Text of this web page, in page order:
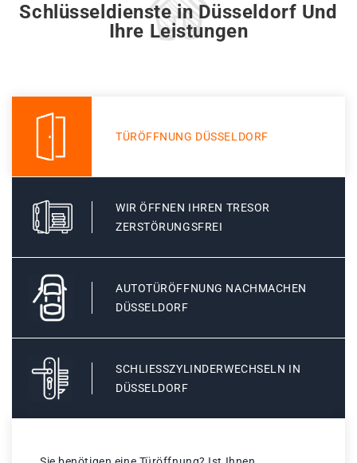
Schlüsseldienste in Düsseldorf Und
Ihre Leistungen
TÜRÖFFNUNG DÜSSELDORF
WIR ÖFFNEN IHREN TRESOR
ZERSTÖRUNGSFREI
AUTOTÜRÖFFNUNG NACHMACHEN
DÜSSELDORF
SCHLIESSZYLINDERWECHSELN IN D
ÜSSELDORF